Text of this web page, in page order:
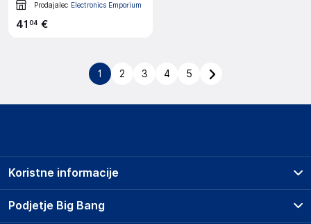
Prodajalec Electronics Emporium
41 04 €
1 2 3 4 5
Podjetje Big Bang
Koristne informacije
Prodajna mesta